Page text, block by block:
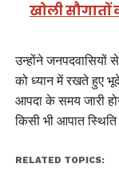
खोली सौगातों
उन्होंने जनपदवासियों
को ध्यान में रखते हुए
आपदा के समय जारी
किसी भी आपात
RELATED TOPICS: